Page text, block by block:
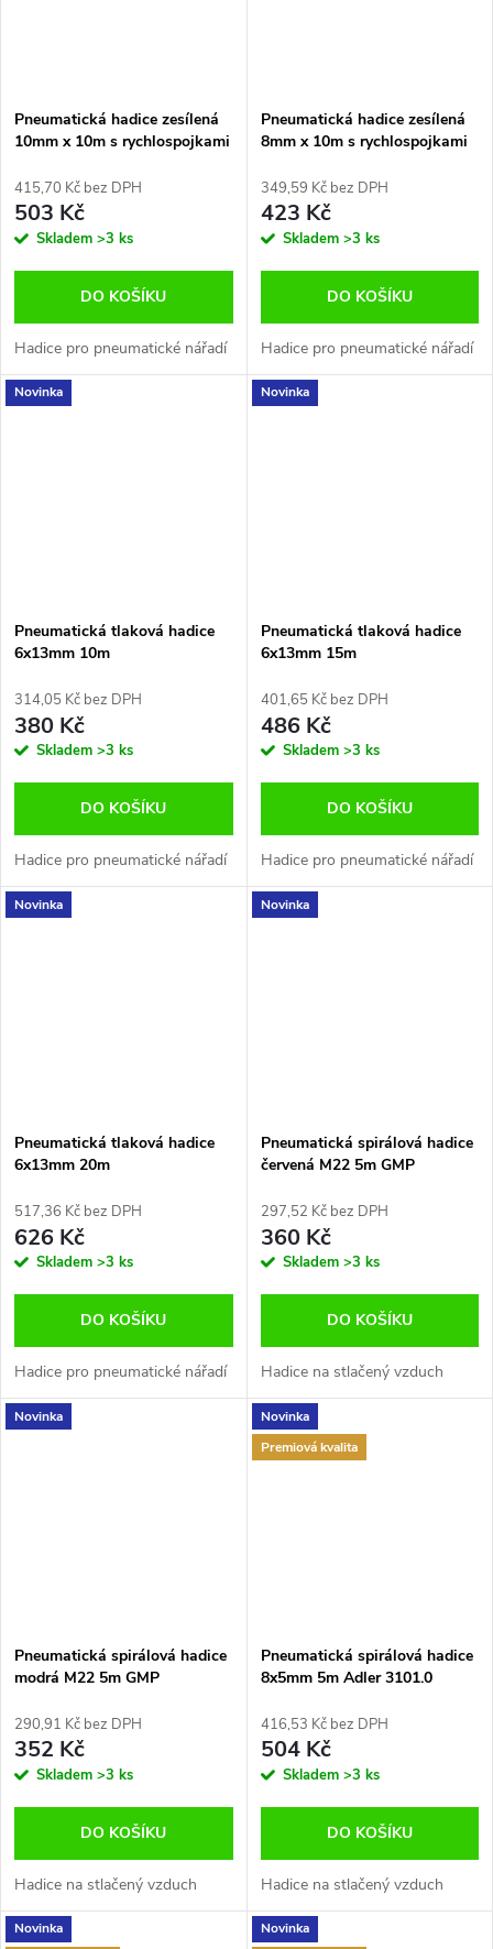
Pneumatická hadice zesílená
10mm x 10m s rychlospojkami
415,70 Kč bez DPH
503 Kč
Skladem >3 ks
DO KOŠÍKU
Hadice pro pneumatické nářadí
Pneumatická hadice zesílená
8mm x 10m s rychlospojkami
349,59 Kč bez DPH
423 Kč
Skladem >3 ks
DO KOŠÍKU
Hadice pro pneumatické nářadí
Novinka
Pneumatická tlaková hadice
6x13mm 10m
314,05 Kč bez DPH
380 Kč
Skladem >3 ks
DO KOŠÍKU
Hadice pro pneumatické nářadí
Novinka
Pneumatická tlaková hadice
6x13mm 15m
401,65 Kč bez DPH
486 Kč
Skladem >3 ks
DO KOŠÍKU
Hadice pro pneumatické nářadí
Novinka
Pneumatická tlaková hadice
6x13mm 20m
517,36 Kč bez DPH
626 Kč
Skladem >3 ks
DO KOŠÍKU
Hadice pro pneumatické nářadí
Novinka
Pneumatická spirálová hadice
červená M22 5m GMP
297,52 Kč bez DPH
360 Kč
Skladem >3 ks
DO KOŠÍKU
Hadice na stlačený vzduch
Novinka
Pneumatická spirálová hadice
modrá M22 5m GMP
290,91 Kč bez DPH
352 Kč
Skladem >3 ks
DO KOŠÍKU
Hadice na stlačený vzduch
Novinka
Premiová kvalita
Pneumatická spirálová hadice
8x5mm 5m Adler 3101.0
416,53 Kč bez DPH
504 Kč
Skladem >3 ks
DO KOŠÍKU
Hadice na stlačený vzduch
Novinka
Novinka